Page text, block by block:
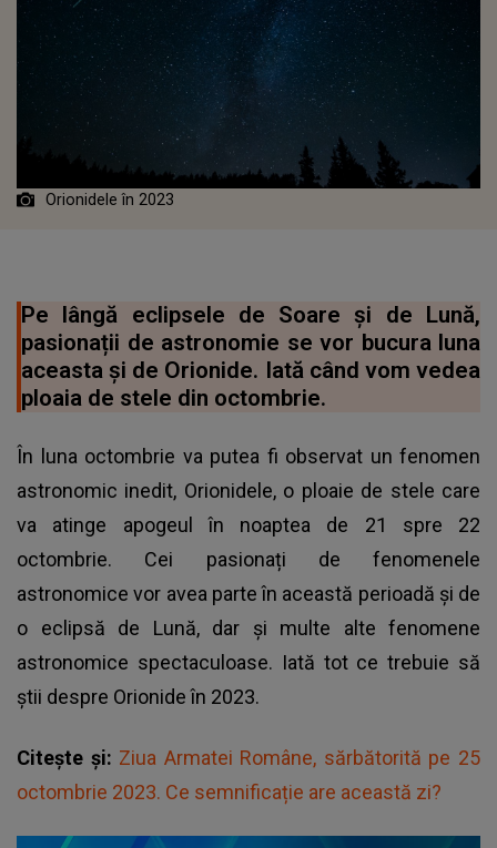
Orionidele în 2023
Pe lângă eclipsele de Soare și de Lună,
pasionații de astronomie se vor bucura luna
aceasta și de Orionide. Iată când vom vedea
ploaia de stele din octombrie.
În luna octombrie va putea fi observat un fenomen
astronomic inedit, Orionidele, o ploaie de stele care
va atinge apogeul în noaptea de 21 spre 22
octombrie. Cei pasionați de fenomenele
astronomice vor avea parte în această perioadă și de
o eclipsă de Lună, dar și multe alte fenomene
astronomice spectaculoase. Iată tot ce trebuie să
știi despre Orionide în 2023.
Citește și: Ziua Armatei Române, sărbătorită pe 25
octombrie 2023. Ce semnificație are această zi?